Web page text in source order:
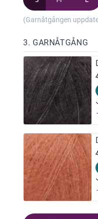
(Garnåtgången
3. GARNÅTGÅNG